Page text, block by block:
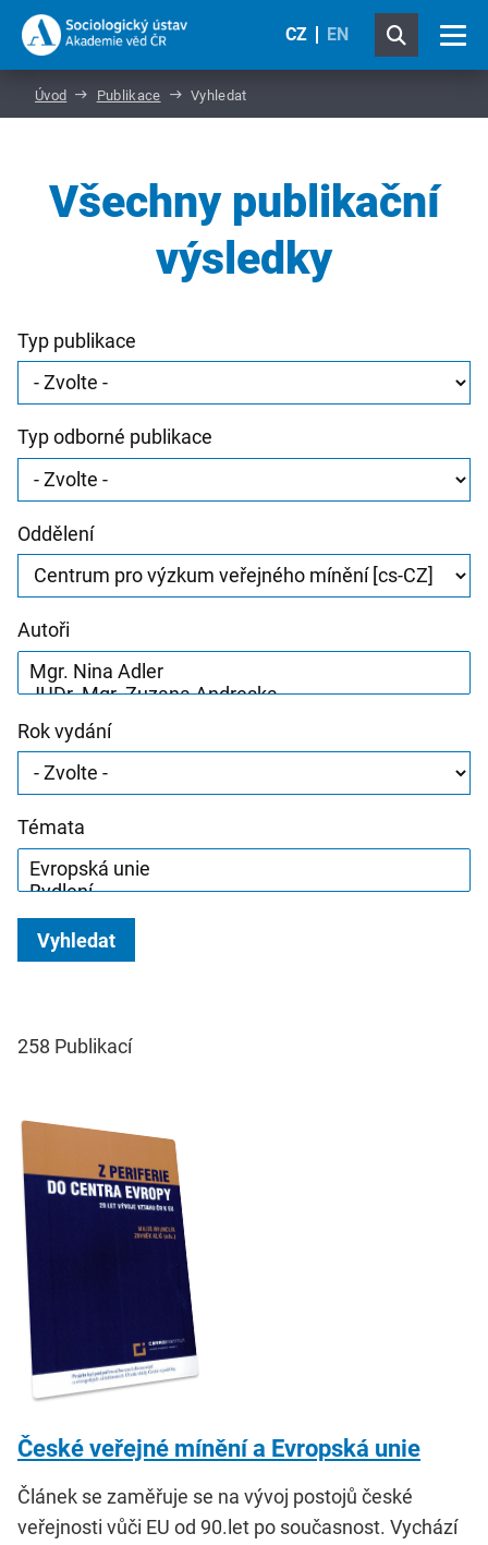
CZ EN
Úvod Publikace Vyhledat
Všechny publikační
výsledky
Typ publikace
Typ odborné publikace
Oddělení
Autoři
Rok vydání
Témata
Vyhledat
258 Publikací
České veřejné mínění a Evropská unie
Článek se zaměřuje se na vývoj postojů české
veřejnosti vůči EU od 90.let po současnost. Vychází